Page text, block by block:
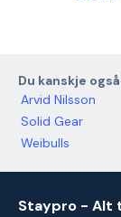
Du kanskje
Arvid Nilsson
Solid Gear
Weibulls
Staypro - Alt